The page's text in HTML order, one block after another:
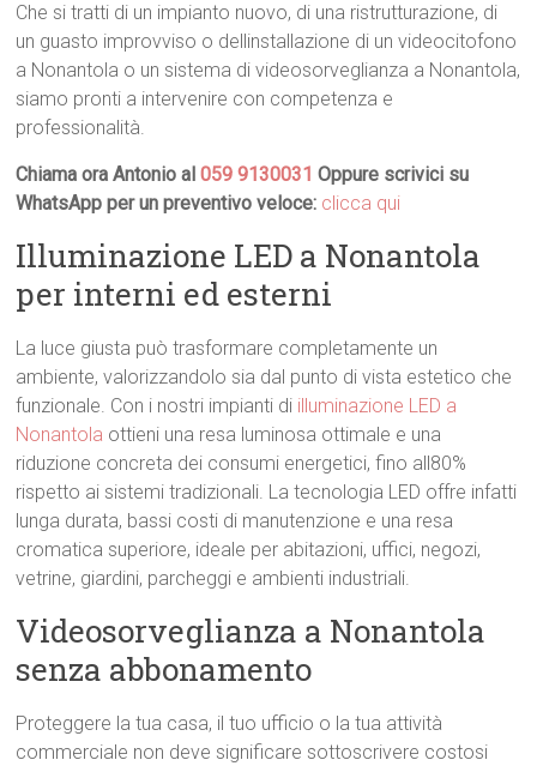
Che si tratti di un impianto nuovo, di una ristrutturazione, di
un guasto improvviso o dellinstallazione di un videocitofono
a Nonantola o un sistema di videosorveglianza a Nonantola,
siamo pronti a intervenire con competenza e
professionalità.
Chiama ora Antonio al059 9130031 Oppure scrivici su
WhatsApp per un preventivo veloce: clicca qui
Illuminazione LED a Nonantola
per interni ed esterni
La luce giusta può trasformare completamente un
ambiente, valorizzandolo sia dal punto di vista estetico che
funzionale. Con i nostri impianti di illuminazione LED a
Nonantola ottieni una resa luminosa ottimale e una
riduzione concreta dei consumi energetici, fino all80%
rispetto ai sistemi tradizionali. La tecnologia LED offre infatti
lunga durata, bassi costi di manutenzione e una resa
cromatica superiore, ideale per abitazioni, uffici, negozi,
vetrine, giardini, parcheggi e ambienti industriali.
Videosorveglianza a Nonantola
senza abbonamento
Proteggere la tua casa, il tuo ufficio o la tua attività
commerciale non deve significare sottoscrivere costosi